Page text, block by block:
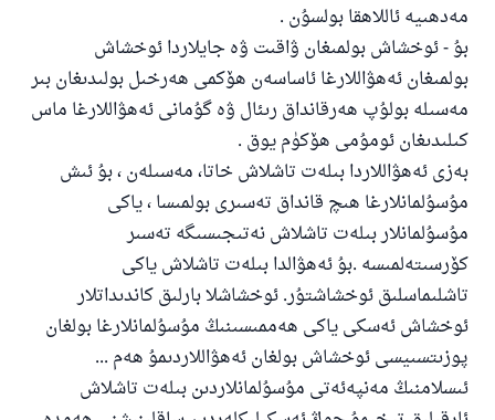
مەدھىيە ئاللاھقا بولسۇن .
بۇ - ئوخشاش بولمىغان ۋاقىت ۋە جايلاردا ئوخشاش
بولمىغان ئەھۋاللارغا ئاساسەن ھۆكمى ھەرخىل بولىدىغان بىر
مەسىلە بولۇپ ھەرقانداق رىئال ۋە گۇمانى ئەھۋاللارغا ماس
كىلىدىغان ئومۇمى ھۆكۈم يوق .
بەزى ئەھۋاللاردا بىلەت تاشلاش خاتا، مەسىلەن ، بۇ ئىش
مۇسۇلمانلارغا ھىچ قانداق تەسىرى بولمىسا ، ياكى
مۇسۇلمانلار بىلەت تاشلاش نەتىجىسىگە تەسىر
كۆرسىتەلمىسە .بۇ ئەھۋالدا بىلەت تاشلاش ياكى
تاشلىماسلىق ئوخشاشتۇر. ئوخشاشلا بارلىق كاندىداتلار
ئوخشاش ئەسكى ياكى ھەممىسىنىڭ مۇسۇلمانلارغا بولغان
پوزىتسىيسى ئوخشاش بولغان ئەھۋاللاردىمۇ ھەم ...
ئىسلامنىڭ مەنپەئەتى مۇسۇلمانلاردىن بىلەت تاشلاش